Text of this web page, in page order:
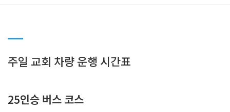
주일 교회 차량 운행 시간표
25인승 버스 코스